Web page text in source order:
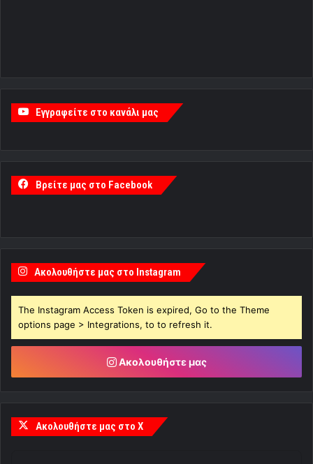
Εγγραφείτε στο κανάλι μας
Βρείτε μας στο Facebook
Ακολουθήστε μας στο Instagram
The Instagram Access Token is expired, Go to the Theme
options page > Integrations, to to refresh it.
Ακολουθήστε μας
Ακολουθήστε μας στο X